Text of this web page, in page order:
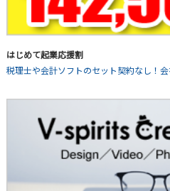
はじめて起業応援割
税理士や会計ソフトのセット契約なし！